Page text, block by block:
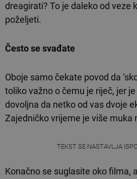
dreagirati? To je daleko od veze
poželjeti.
Često se svađate
Oboje samo čekate povod da
toliko važno o čemu je riječ, jer
dovoljna da netko od vas dvoje
Zajedničko vrijeme je više muka
TEKST SE NASTAVLJA
Konačno se suglasite oko filma,